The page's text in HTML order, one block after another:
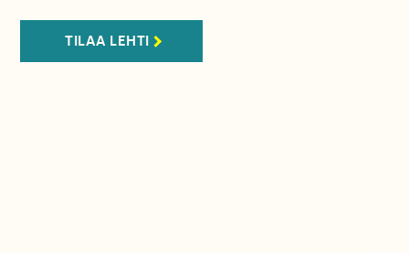
TILAA LEHTI